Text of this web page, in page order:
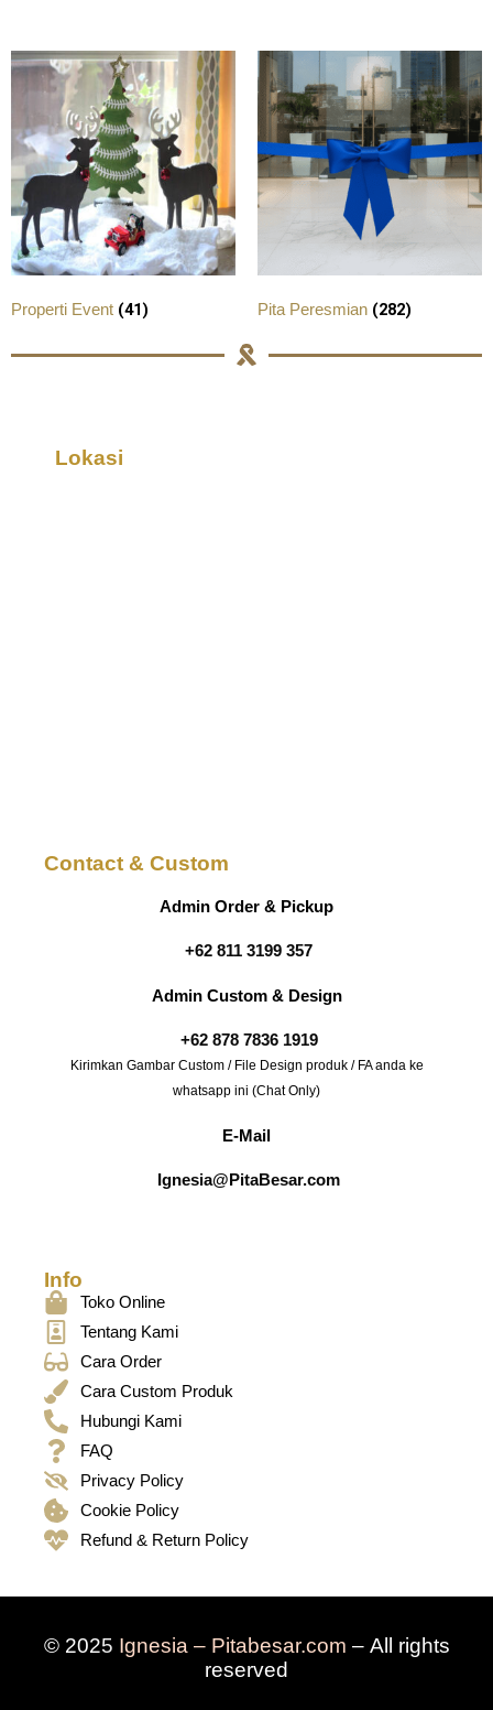
Properti Event (41) Pita Peresmian (282)
Lokasi
Contact & Custom
Admin Order & Pickup
+62 811 3199 357
Admin Custom & Design
+62 878 7836 1919
Kirimkan Gambar Custom / File Design produk / FA anda ke
whatsapp ini (Chat Only)
E-Mail
Ignesia@PitaBesar.com
Info
Toko Online
Tentang Kami
Cara Order
Cara Custom Produk
Hubungi Kami
FAQ
Privacy Policy
Cookie Policy
Refund & Return Policy
© 2025 Ignesia – Pitabesar.com – All rights
reserved